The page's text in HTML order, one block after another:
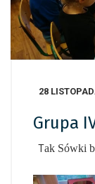
28
Grupa
Tak Sówki